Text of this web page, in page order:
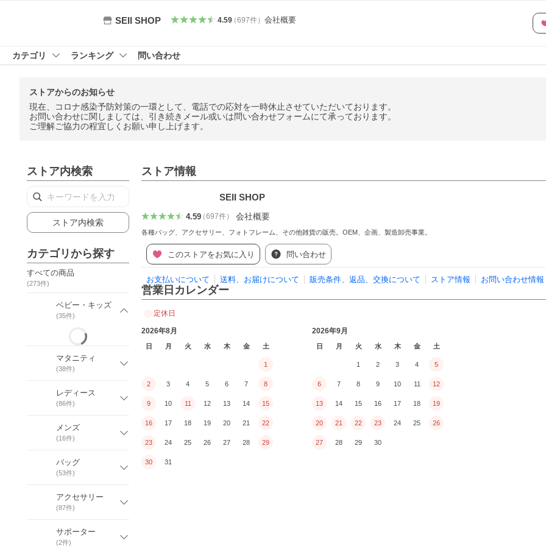
SEII SHOP 4.59（697件） 会社概要
カテゴリ ランキング 問い合わせ
ストアからのお知らせ
現在、コロナ感染予防対策の一環として、電話での応対を一時休止させていただいております。
お問い合わせに関しましては、引き続きメール或いは問い合わせフォームにて承っております。
ご理解ご協力の程宜しくお願い申し上げます。
ストア内検索
ストア内検索
カテゴリから探す
すべての商品
(273件)
ベビー・キッズ
(35件)
マタニティ
(38件)
レディース
(86件)
メンズ
(16件)
バッグ
(53件)
アクセサリー
(87件)
サポーター
(2件)
ストア情報
SEII SHOP
4.59（697件） 会社概要
各種バッグ、アクセサリー、フォトフレーム、その他雑貨の販売。OEM、企画、製造卸売事業。
このストアをお気に入り 問い合わせ
お支払いについて 送料、お届けについて 販売条件、返品、交換について ストア情報 お問い合わせ情報
営業日カレンダー
定休日
2026年8月
日 月 火 水 木 金 土
1
2 3 4 5 6 7 8
9 10 11 12 13 14 15
16 17 18 19 20 21 22
23 24 25 26 27 28 29
30 31
2026年9月
日 月 火 水 木 金 土
1 2 3 4 5
6 7 8 9 10 11 12
13 14 15 16 17 18 19
20 21 22 23 24 25 26
27 28 29 30